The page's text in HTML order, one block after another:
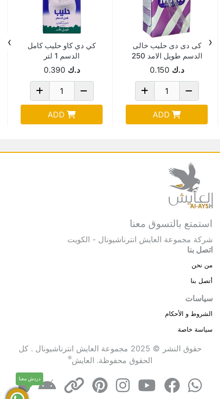
كى دى دى حليب خالى
الدسم طويل الامد 250
مل د.ك 0.150
ADD
كي دي كاو حليب كامل
الدسم 1 لتر
د.ك 0.390
ADD
‹
›
استمتع بالتسوق معنا
شركة مجموعة العايش انترناشيونال - الكويت
اتصل بنا
من نحن
أتصل بنا
سياسات
الشروط و الأحكام
سياسة خاصة
حقوق النشر © 2025 مجموعة العايش انترناشيونال . كل
الحقوق محفوظة. العايش®
دردش معنا